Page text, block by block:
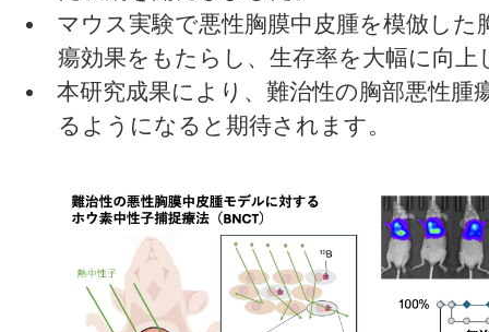
マウス実験で悪性胸膜中皮腫を模倣した
瘍効果をもたらし、生存率を大幅に向上
本研究成果により、難治性の胸部悪性
るようになると期待されます。